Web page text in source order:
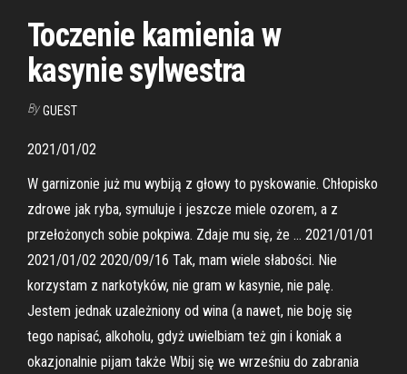
Toczenie kamienia w
kasynie sylwestra
By GUEST
2021/01/02
W garnizonie już mu wybiją z głowy to pyskowanie. Chłopisko
zdrowe jak ryba, symuluje i jeszcze miele ozorem, a z
przełożonych sobie pokpiwa. Zdaje mu się, że … 2021/01/01
2021/01/02 2020/09/16 Tak, mam wiele słabości. Nie
korzystam z narkotyków, nie gram w kasynie, nie palę.
Jestem jednak uzależniony od wina (a nawet, nie boję się
tego napisać, alkoholu, gdyż uwielbiam też gin i koniak a
okazjonalnie pijam także Wbij się we wrześniu do zabrania